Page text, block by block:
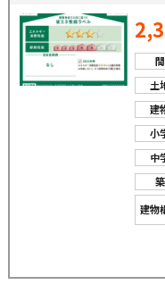
土
建
小
中
建物